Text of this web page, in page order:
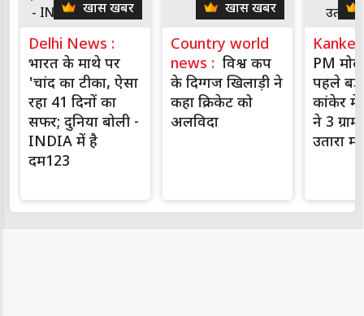
खास खबर
Delhi News :
भारत के माथे पर
'चांद का टीका, ऐसा
रहा 41 दिनों का
सफर; दुनिया बोली -
INDIA में है
दम123
खास खबर
Country world
news : विश्व कप
के दिग्गज खिलाड़ी ने
कहा क्रिकेट को
अलविदा
PM
पहले
कांकेर में
ने 3
उतारा